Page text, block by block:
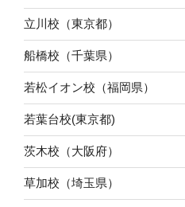
立川校（東京都）
船橋校（千葉県）
若松イオン校（福岡県）
若葉台校(東京都)
茨木校（大阪府）
草加校（埼玉県）